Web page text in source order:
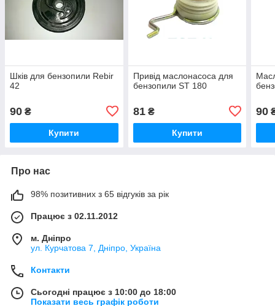
Шків для бензопили Rebir
42
90 ₴
Купити
Привід маслонасоса для
бензопили ST 180
81₴
Купити
90
Про нас
98% позитивних з 65 відгуків за рік
Працює з 02.11.2012
м. Дніпро
ул. Курчатова 7, Дніпро, Україна
Контакти
Сьогодні працює з 10:00 до 18:00
Показати весь графік роботи